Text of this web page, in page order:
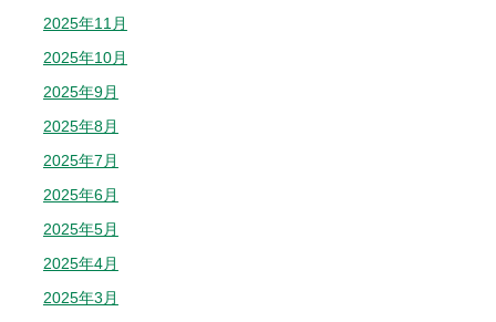
2025年11月
2025年10月
2025年9月
2025年8月
2025年7月
2025年6月
2025年5月
2025年4月
2025年3月